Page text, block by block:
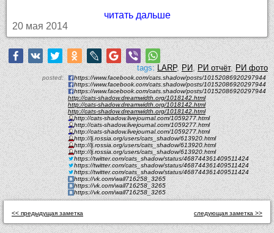
читать дальше
20 мая 2014
tags: LARP,РИ,РИ отчёт,РИ фото
posted:
https://www.facebook.com/cats.shadow/posts/10152086920297944
https://www.facebook.com/cats.shadow/posts/10152086920297944
https://www.facebook.com/cats.shadow/posts/10152086920297944
http://cats-shadow.dreamwidth.org/1018142.html
http://cats-shadow.dreamwidth.org/1018142.html
http://cats-shadow.dreamwidth.org/1018142.html
http://cats-shadow.livejournal.com/1059277.html
http://cats-shadow.livejournal.com/1059277.html
http://cats-shadow.livejournal.com/1059277.html
http://lj.rossia.org/users/cats_shadow/613920.html
http://lj.rossia.org/users/cats_shadow/613920.html
http://lj.rossia.org/users/cats_shadow/613920.html
https://twitter.com/cats_shadow/status/468744361409511424
https://twitter.com/cats_shadow/status/468744361409511424
https://twitter.com/cats_shadow/status/468744361409511424
https://vk.com/wall716258_3265
https://vk.com/wall716258_3265
https://vk.com/wall716258_3265
<< предыдущая заметка следующая заметка >>